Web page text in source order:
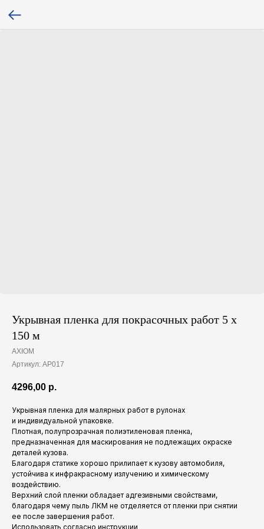
Укрывная пленка для покрасочных работ 5 x
150 м
AXIOM
Артикул: AP017
4296,00 р.
Укрывная пленка для малярных работ в рулонах
и индивидуальной упаковке.
Плотная, полупрозрачная полиэтиленовая пленка,
предназначенная для маскирования не подлежащих окраске
деталей кузова.
Благодаря статике хорошо прилипает к кузову автомобиля,
устойчива к инфракрасному излучению и химическому
воздействию.
Верхний слой пленки обладает адгезивными свойствами,
благодаря чему пыль ЛКМ не отделяется от пленки при снятии
ее после завершения работ.
Использовать согласно инструкции